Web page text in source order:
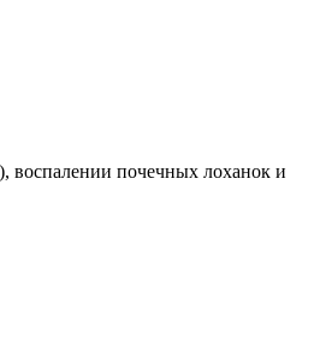
воспалении почечных лоханок и